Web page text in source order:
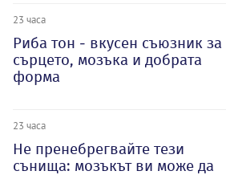
23 часа
Риба тон - вкусен съюзник за
сърцето, мозъка и добрата
форма
23 часа
Не пренебрегвайте тези
сънища: мозъкът ви може да